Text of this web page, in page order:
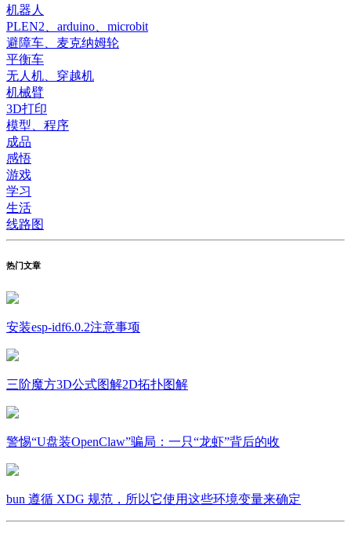
机器人
PLEN2、arduino、microbit
避障车、麦克纳姆轮
平衡车
无人机、穿越机
机械臂
3D打印
模型、程序
成品
感悟
游戏
学习
生活
线路图
热门文章
安装esp-idf6.0.2注意事项
三阶魔方3D公式图解2D拓扑图解
警惕“U盘装OpenClaw”骗局：一只“龙虾”背后的收
bun 遵循 XDG 规范，所以它使用这些环境变量来确定